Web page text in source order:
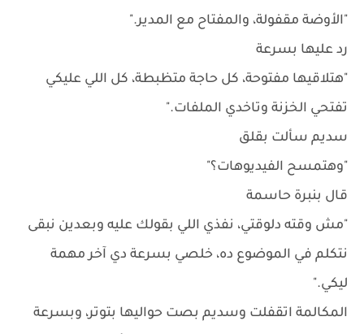
"الأوضة مقفولة، والمفتاح مع المدير."
رد عليها بسرعة
"هتلاقيها مفتوحة، كل حاجة متظبطة، كل اللي عليكي
تفتحي الخزنة وتاخدي الملفات."
سديم سألت بقلق
"وهتمسح الفيديوهات؟"
قال بنبرة حاسمة
"مش وقته دلوقتي، نفذي اللي بقولك عليه وبعدين نبقى
نتكلم في الموضوع ده، خلصي بسرعة دي آخر مهمة
ليكي."
المكالمة اتقفلت وسديم بصت حواليها بتوتر، وبسرعة